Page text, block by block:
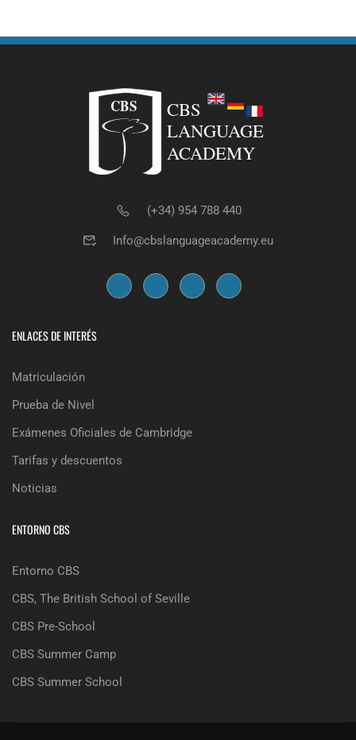
(+34) 954 788 440
Info@cbslanguageacademy.eu
ENLACES DE INTERÉS
Matriculación
Prueba de Nivel
Exámenes Oficiales de Cambridge
Tarifas y descuentos
Noticias
ENTORNO CBS
Entorno CBS
CBS, The British School of Seville
CBS Pre-School
CBS Summer Camp
CBS Summer School